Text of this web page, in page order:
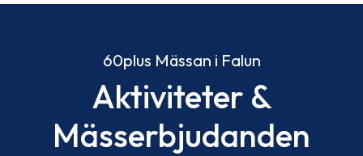
60plus Mässan i Falun
Aktiviteter &
Mässerbjudanden